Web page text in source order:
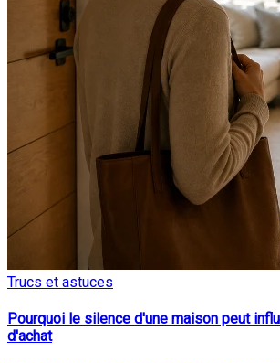
Trucs et astuces
Pourquoi le silence d'une maison peut
d'achat